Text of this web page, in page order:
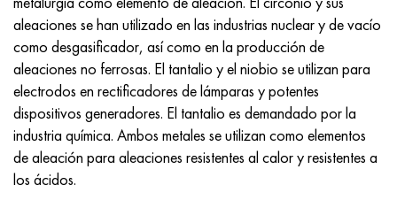
aleaciones se han utilizado en las industrias nuclear y de vacío
como desgasificador, así como en la producción de
aleaciones no ferrosas. El tantalio y el niobio se utilizan para
electrodos en rectificadores de lámparas y potentes
dispositivos generadores. El tantalio es demandado por la
industria química. Ambos metales se utilizan como elementos
de aleación para aleaciones resistentes al calor y resistentes a
los ácidos.